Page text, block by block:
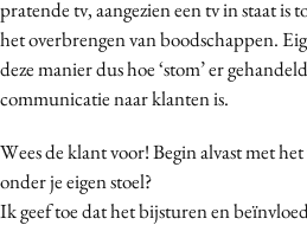
pratende tv, aangezien een tv in staat is
het overbrengen van boodschappen.
deze manier dus hoe ‘stom’ er
communicatie naar klanten is.
Wees de klant voor! Begin alvast met
onder je eigen stoel?
Ik geef toe dat het bijsturen en